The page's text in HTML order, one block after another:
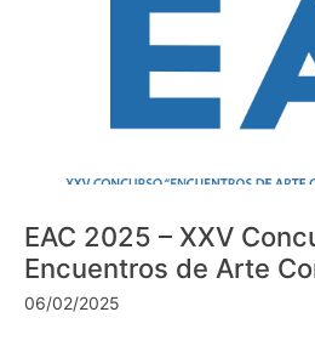
EAC 2025 – XXV
Encuentros de Arte
06/02/2025